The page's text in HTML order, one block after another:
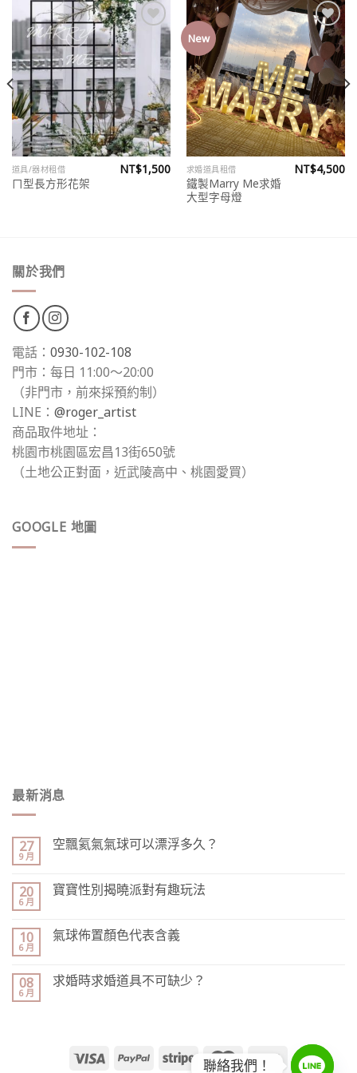
Add to
wishlist
道具/器材租借
ㄇ型長方形花架
NT$1,500
New
Add to
wishlist
求婚道具租借
鐵製Marry Me求婚
大型字母燈
NT$4,500
關於我們
電話： 0930-102-108
門市：每日 11:00～20:00
（非門市，前來採預約制）
LINE： @roger_artist
商品取件地址：
桃園市桃園區宏昌13街650號
（土地公正對面，近武陵高中、桃園愛買）
GOOGLE 地圖
最新消息
27
9 月
空飄氦氣氣球可以漂浮多久？
20
6 月
寶寶性別揭曉派對有趣玩法
10
6 月
氣球佈置顏色代表含義
08
6 月
求婚時求婚道具不可缺少？
聯絡我們！